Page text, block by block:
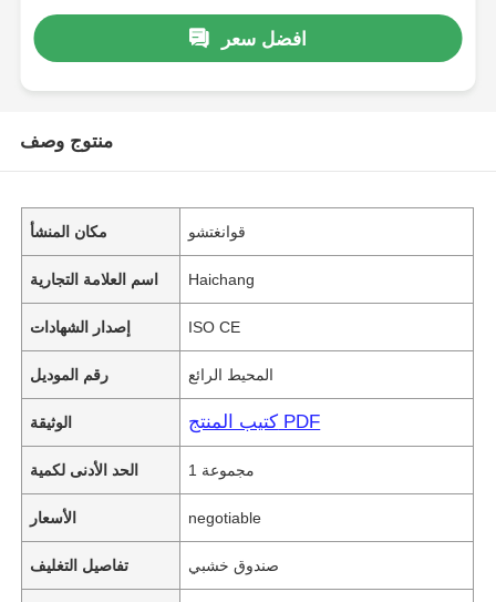
افضل سعر
منتوج وصف
مكان المنشأ قوانغتشو
اسم العلامة التجارية Haichang
إصدار الشهادات ISO CE
رقم الموديل المحيط الرائع
الوثيقة كتيب المنتج PDF
الحد الأدنى لكمية 1 مجموعة
الأسعار negotiable
تفاصيل التغليف صندوق خشبي